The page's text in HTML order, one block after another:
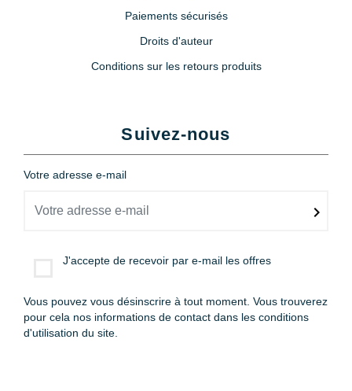
Paiements sécurisés
Droits d'auteur
Conditions sur les retours produits
Suivez-nous
Votre adresse e-mail
J'accepte de recevoir par e-mail les offres
Vous pouvez vous désinscrire à tout moment. Vous trouverez
pour cela nos informations de contact dans les conditions
d'utilisation du site.